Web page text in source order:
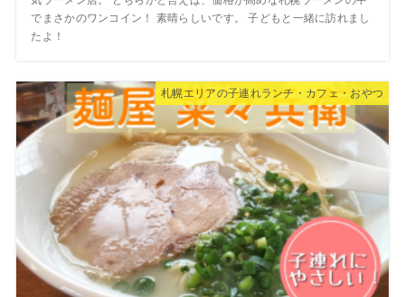
でまさかのワンコイン！ 素晴らしいです。 子どもと一緒に訪れまし
たよ！
札幌エリアの子連れランチ・カフェ・おやつ